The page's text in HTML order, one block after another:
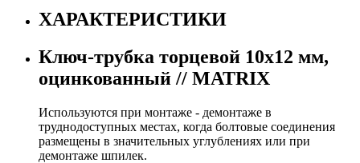
ХАРАКТЕРИСТИКИ
Ключ-трубка торцевой 10х12 мм,
оцинкованный // MATRIX
Используются при монтаже - демонтаже в
труднодоступных местах, когда болтовые соединения
размещены в значительных углублениях или при
демонтаже шпилек.